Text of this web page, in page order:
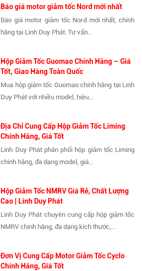
Báo giá motor giảm tốc Nord mới nhất
Báo giá motor giảm tốc Nord mới nhất, chính
hãng tại Linh Duy Phát. Tư vấn...
Hộp Giảm Tốc Guomao Chính Hãng – Giá
Tốt, Giao Hàng Toàn Quốc
Mua hộp giảm tốc Guomao chính hãng tại Linh
Duy Phát với nhiều model, hiệu...
Địa Chỉ Cung Cấp Hộp Giảm Tốc Liming
Chính Hãng, Giá Tốt
Linh Duy Phát phân phối hộp giảm tốc Liming
chính hãng, đa dạng model, giá...
Hộp Giảm Tốc NMRV Giá Rẻ, Chất Lượng
Cao | Linh Duy Phát
Linh Duy Phát chuyên cung cấp hộp giảm tốc
NMRV chính hãng, đa dạng kích thước,...
Đơn Vị Cung Cấp Motor Giảm Tốc Cyclo
Chính Hãng, Giá Tốt